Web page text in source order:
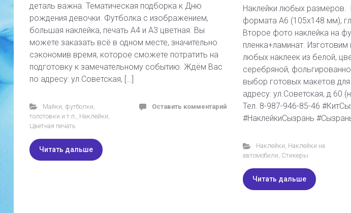
деталь важна. Тематическая подборка к Дню
рождения девочки. Футболка с изображением,
большая наклейка, печать А4 и А3 цветная. Вы
можете заказать всё в одном месте, значительно
сэкономив время, которое сможете потратить на
подготовку к замечательному событию. Ждём Вас
по адресу: ул.Советская, […]
Майки, футболки,
толстовки и т.п.
Наклейки
Цветная печать
Оставить комментарий
Читать дальше
Наклейки любых размеров.
формата А6 (105х148 мм),
Второе фото наклейка на
пленка+ламинат.
любых наклеек из белой,
серебряной,
выбор готовых макетов
адресу: ул.Советская, д.60
Тел. 8-987-946-85-46
#НаклейкиСызрань
Наклейки Наклейки на
автомобили Стикеры
Читать дальше